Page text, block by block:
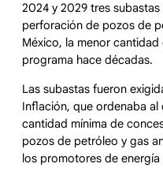
2024 y 2029 tres
perforación de pozos de
México, la menor
programa hace décadas.
Las subastas fueron
Inflación, que ordenaba
cantidad mínima de
pozos de petróleo y gas
los promotores de energía